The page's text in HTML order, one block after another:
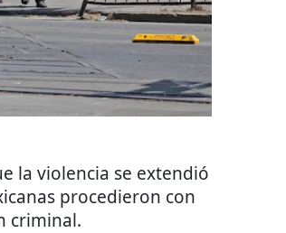
la violencia se extendió
procedieron con
criminal.